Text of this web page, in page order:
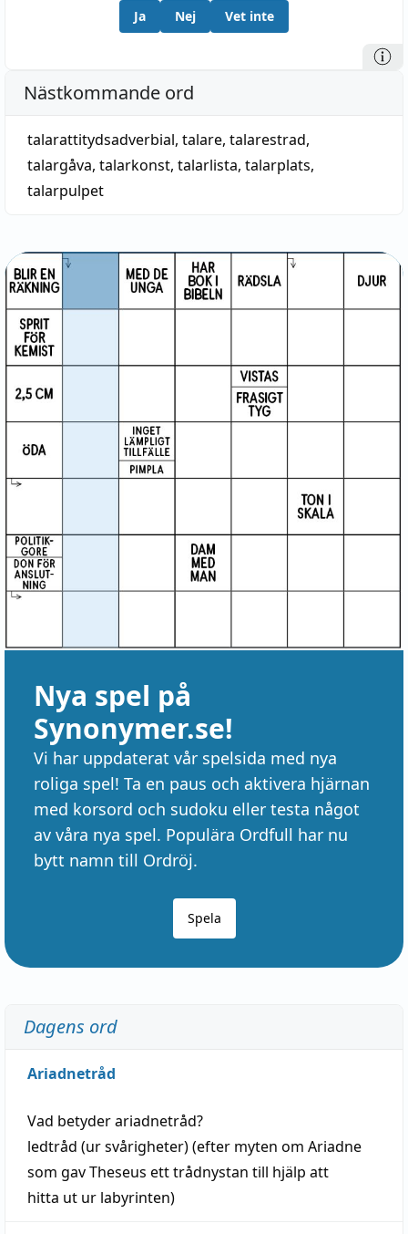
Ja Nej Vet inte
Nästkommande ord
talarattitydsadverbial, talare, talarestrad,
talargåva, talarkonst, talarlista, talarplats,
talarpulpet
Nya spel på
Synonymer.se!
Vi har uppdaterat vår spelsida med nya
roliga spel! Ta en paus och aktivera hjärnan
med korsord och sudoku eller testa något
av våra nya spel. Populära Ordfull har nu
bytt namn till Ordröj.
Spela
Dagens ord
Ariadnetråd
Vad betyderariadnetråd?
ledtråd (ur svårigheter) (efter myten om Ariadne
som gav Theseus ett trådnystan till hjälp att
hitta ut ur labyrinten)